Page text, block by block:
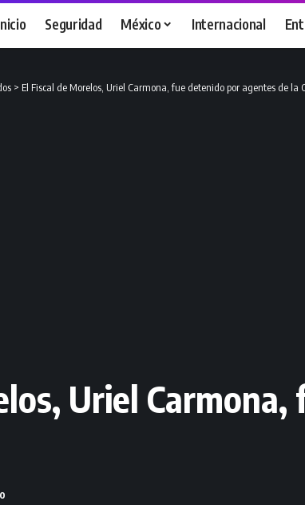
Seguridad México Internacional
> El Fiscal de Morelos, Uriel Carmona, fue detenido por agentes de la
Uriel